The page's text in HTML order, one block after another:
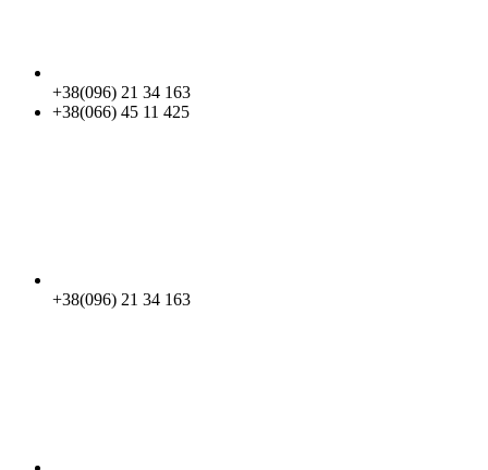
+38(096) 21 34 163
+38(066) 45 11 425
+38(096) 21 34 163